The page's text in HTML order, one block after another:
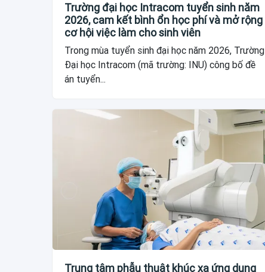
Trường đại học Intracom tuyển sinh năm
2026, cam kết bình ổn học phí và mở rộng
cơ hội việc làm cho sinh viên
Trong mùa tuyển sinh đại học năm 2026, Trường
Đại học Intracom (mã trường: INU) công bố đề
án tuyển...
Trung tâm phẫu thuật khúc xạ ứng dụng